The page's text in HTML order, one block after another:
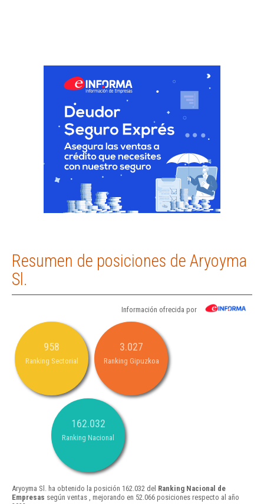
Resumen de posiciones de Aryoyma
Sl.
Información ofrecida por
958
Ranking Sectorial
3.027
Ranking Gipuzkoa
162.032
Ranking Nacional
Aryoyma Sl. ha obtenido la posición 162.032 del Ranking Nacional de
Empresas según ventas , mejorando en 52.066 posiciones respecto al año